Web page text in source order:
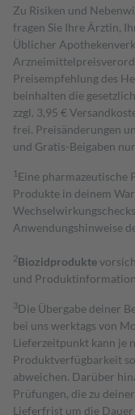
Zu Risiken und
fragen Sie Ihre Ärztin,
Üblicher
Preisempfehlung des
beinhalten die
zzgl. 3,95 €
frei. Preisänderungen
und Gratis-Beigaben
1 Eine pharmazeutische
Produkte in deinem
Anwendungshinweise
2Biozidprodukte
und
3Die Übergabe deiner
bei uns werktags von
Lieferzeitpunkt kann je
Produktverfügbarkeit
abweichen. Darüber
Prüfungen, die zu
Lieferfrist um die